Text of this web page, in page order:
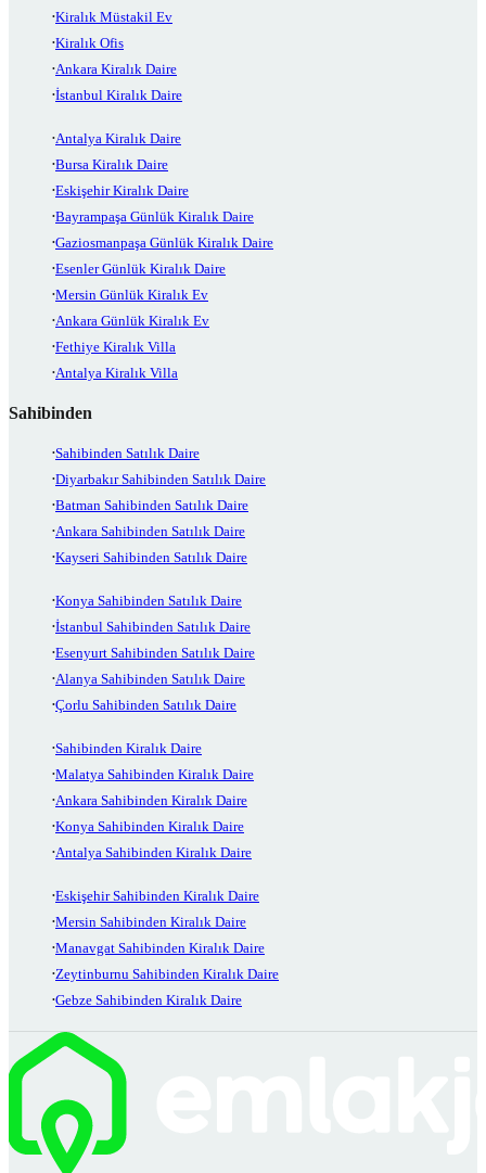
Kiralık Müstakil Ev
Kiralık Ofis
Ankara Kiralık Daire
İstanbul Kiralık Daire
Antalya Kiralık Daire
Bursa Kiralık Daire
Eskişehir Kiralık Daire
Bayrampaşa Günlük Kiralık Daire
Gaziosmanpaşa Günlük Kiralık Daire
Esenler Günlük Kiralık Daire
Mersin Günlük Kiralık Ev
Ankara Günlük Kiralık Ev
Fethiye Kiralık Villa
Antalya Kiralık Villa
Sahibinden
Sahibinden Satılık Daire
Diyarbakır Sahibinden Satılık Daire
Batman Sahibinden Satılık Daire
Ankara Sahibinden Satılık Daire
Kayseri Sahibinden Satılık Daire
Konya Sahibinden Satılık Daire
İstanbul Sahibinden Satılık Daire
Esenyurt Sahibinden Satılık Daire
Alanya Sahibinden Satılık Daire
Çorlu Sahibinden Satılık Daire
Sahibinden Kiralık Daire
Malatya Sahibinden Kiralık Daire
Ankara Sahibinden Kiralık Daire
Konya Sahibinden Kiralık Daire
Antalya Sahibinden Kiralık Daire
Eskişehir Sahibinden Kiralık Daire
Mersin Sahibinden Kiralık Daire
Manavgat Sahibinden Kiralık Daire
Zeytinburnu Sahibinden Kiralık Daire
Gebze Sahibinden Kiralık Daire